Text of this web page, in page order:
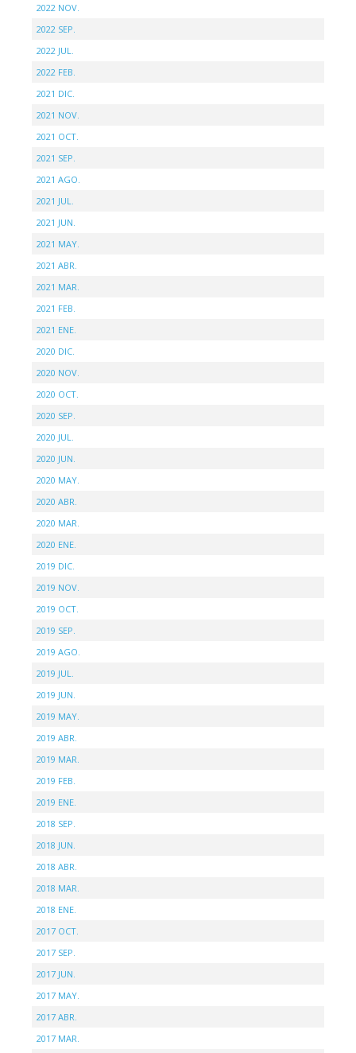
2022 NOV.
2022 SEP.
2022 JUL.
2022 FEB.
2021 DIC.
2021 NOV.
2021 OCT.
2021 SEP.
2021 AGO.
2021 JUL.
2021 JUN.
2021 MAY.
2021 ABR.
2021 MAR.
2021 FEB.
2021 ENE.
2020 DIC.
2020 NOV.
2020 OCT.
2020 SEP.
2020 JUL.
2020 JUN.
2020 MAY.
2020 ABR.
2020 MAR.
2020 ENE.
2019 DIC.
2019 NOV.
2019 OCT.
2019 SEP.
2019 AGO.
2019 JUL.
2019 JUN.
2019 MAY.
2019 ABR.
2019 MAR.
2019 FEB.
2019 ENE.
2018 SEP.
2018 JUN.
2018 ABR.
2018 MAR.
2018 ENE.
2017 OCT.
2017 SEP.
2017 JUN.
2017 MAY.
2017 ABR.
2017 MAR.